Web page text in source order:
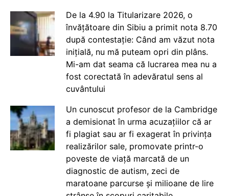
De la 4.90 la Titularizare 2026, o
învățătoare din Sibiu a primit nota 8.70
după contestație: Când am văzut nota
inițială, nu mă puteam opri din plâns.
Mi-am dat seama că lucrarea mea nu a
fost corectată în adevăratul sens al
cuvântului
Un cunoscut profesor de la Cambridge
a demisionat în urma acuzațiilor că ar
fi plagiat sau ar fi exagerat în privința
realizărilor sale, promovate printr-o
poveste de viață marcată de un
diagnostic de autism, zeci de
maratoane parcurse și milioane de lire